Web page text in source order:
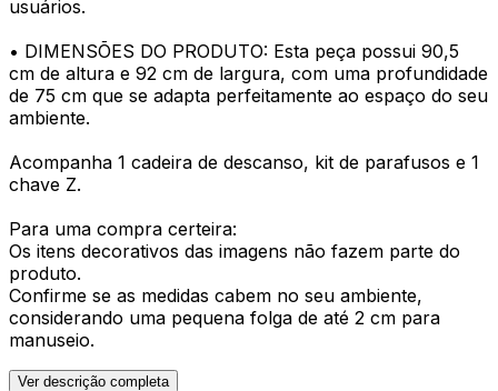
usuários.
• DIMENSÕES DO PRODUTO: Esta peça possui 90,5
cm de altura e 92 cm de largura, com uma profundidade
de 75 cm que se adapta perfeitamente ao espaço do seu
ambiente.
Acompanha 1 cadeira de descanso, kit de parafusos e 1
chave Z.
Para uma compra certeira:
Os itens decorativos das imagens não fazem parte do
produto.
Confirme se as medidas cabem no seu ambiente,
considerando uma pequena folga de até 2 cm para
manuseio.
Ver descrição completa